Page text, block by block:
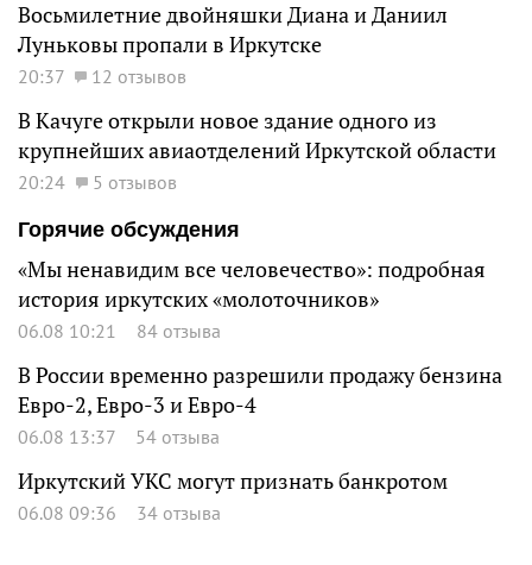
Восьмилетние двойняшки Диана и Даниил
Луньковы пропали в Иркутске
20:37 12 отзывов
В Качуге открыли новое здание одного из
крупнейших авиаотделений Иркутской области
20:24
5 отзывов
Горячие обсуждения
«Мы ненавидим все человечество»: подробная
история иркутских «молоточников»
06.08 10:21 84 отзыва
В России временно разрешили продажу бензина
Евро-2, Евро-3 и Евро-4
06.08 13:37 54 отзыва
Иркутский УКС могут признать банкротом
06.08 09:36 34 отзыва